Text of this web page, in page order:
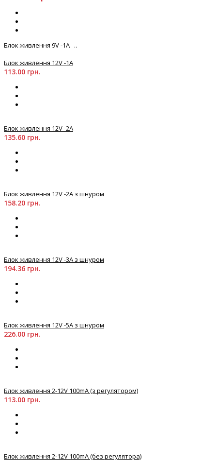
Блок живлення 9V -1А ..
Блок живлення 12V -1А
113.00 грн.
Блок живлення 12V -2А
135.60 грн.
Блок живлення 12V -2А з шнуром
158.20 грн.
Блок живлення 12V -3А з шнуром
194.36 грн.
Блок живлення 12V -5А з шнуром
226.00 грн.
Блок живлення 2-12V 100mA (з регулятором)
113.00 грн.
Блок живлення 2-12V 100mA (без регулятора)